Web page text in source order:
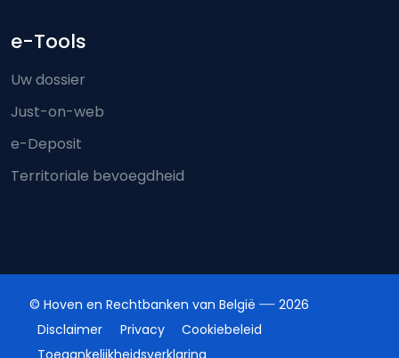
e-Tools
Uw dossier
Just-on-web
e-Deposit
Territoriale bevoegdheid
© Hoven en Rechtbanken van België
2026
Disclaimer
Privacy
Cookiebeleid